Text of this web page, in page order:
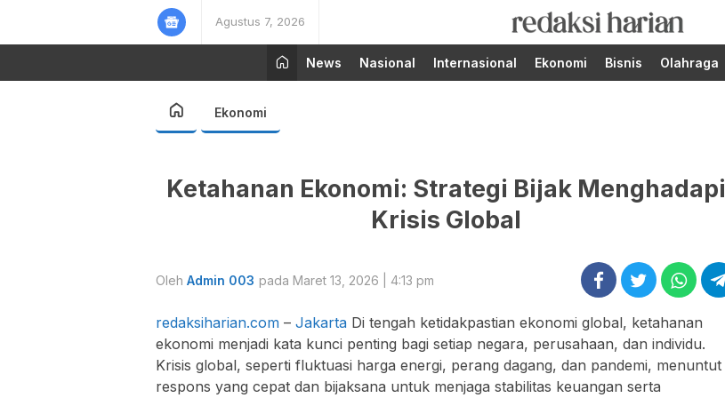
Agustus 7, 2026
RedaksiHarian.com
Berita Terupdate dari
Redaksi Harian!
News
Nasional Internasional Ekonomi Bisnis Olahraga
Ekonomi
Ketahanan Ekonomi: Strategi Bijak Menghadapi
Krisis Global
Oleh Admin 003 pada Maret 13, 2026 | 4:13 pm
redaksiharian.com – Jakarta Di tengah ketidakpastian ekonomi global, ketahanan
ekonomi menjadi kata kunci penting bagi setiap negara, perusahaan, dan individu.
Krisis global, seperti fluktuasi harga energi, perang dagang, dan pandemi, menuntut
respons yang cepat dan bijaksana untuk menjaga stabilitas keuangan serta